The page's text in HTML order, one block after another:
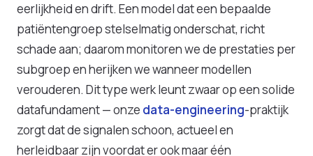
eerlijkheid en drift. Een model dat een bepaalde
patiëntengroep stelselmatig onderschat, richt
schade aan; daarom monitoren we de prestaties per
subgroep en herijken we wanneer modellen
verouderen. Dit type werk leunt zwaar op een solide
datafundament — onze data-engineering-praktijk
zorgt dat de signalen schoon, actueel en
herleidbaar zijn voordat er ook maar één